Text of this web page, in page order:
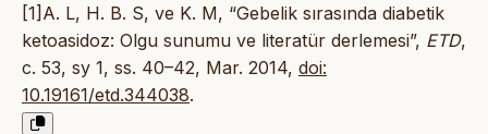
[1]A. L, H. B. S, ve K. M, “Gebelik sırasında diabetik
ketoasidoz: Olgu sunumu ve literatür derlemesi”, ETD,
c. 53, sy 1, ss. 40–42, Mar. 2014, doi:
10.19161/etd.344038.